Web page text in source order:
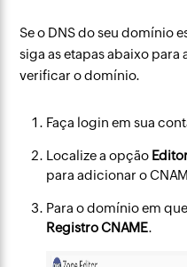
Se o DNS do seu domínio
siga as etapas abaixo
verificar o domínio.
Faça login em sua
Localize a opção
para adicionar o
Para o domínio em
Registro CNAME.